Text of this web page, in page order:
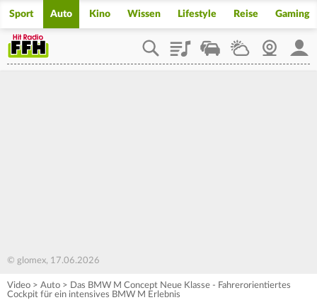
Sport Auto Kino Wissen Lifestyle Reise Gaming
PlaylistStaupilotWetterWebcam
© glomex, 17.06.2026
Video > Auto > Das BMW M Concept Neue Klasse - Fahrerorientiertes
Cockpit für ein intensives BMW M Erlebnis